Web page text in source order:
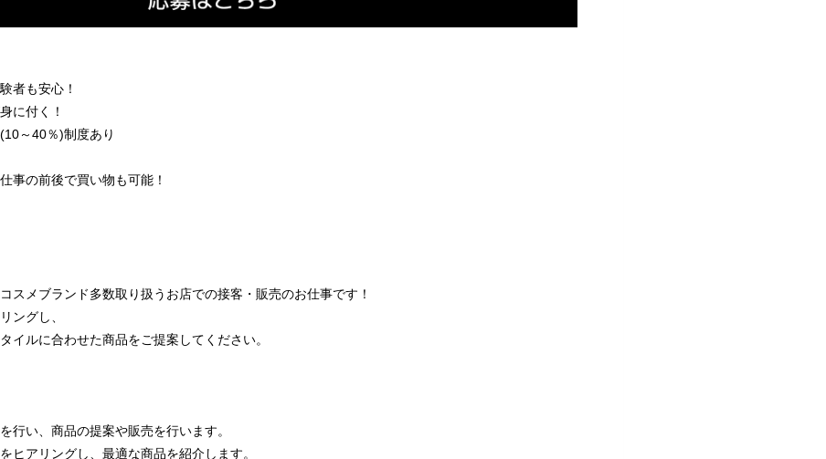
者も安心！
に付く！
～40％)制度あり
事の前後で買い物も可能！
スメブランド多数取り扱うお店での接客・販売のお仕事です！
ングし、
イルに合わせた商品をご提案してください。
行い、商品の提案や販売を行います。
ヒアリングし、最適な商品を紹介します。